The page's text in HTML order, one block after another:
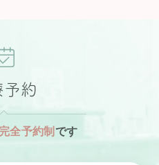
予約
完全予約制 です